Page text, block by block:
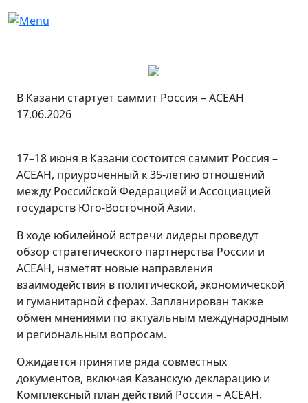
В Казани стартует саммит Россия – АСЕАН
17.06.2026
17–18 июня в Казани состоится саммит Россия –
АСЕАН, приуроченный к 35-летию отношений
между Российской Федерацией и Ассоциацией
государств Юго-Восточной Азии.
В ходе юбилейной встречи лидеры проведут
обзор стратегического партнёрства России и
АСЕАН, наметят новые направления
взаимодействия в политической, экономической
и гуманитарной сферах. Запланирован также
обмен мнениями по актуальным международным
и региональным вопросам.
Ожидается принятие ряда совместных
документов, включая Казанскую декларацию и
Комплексный план действий Россия – АСЕАН.